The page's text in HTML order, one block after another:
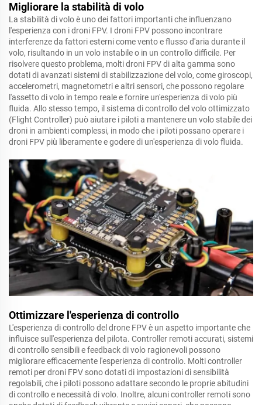
Migliorare la stabilità di volo
La stabilità di volo è uno dei fattori importanti che influenzano
l'esperienza con i droni FPV. I droni FPV possono incontrare
interferenze da fattori esterni come vento e flusso d'aria durante il
volo, risultando in un volo instabile o in un controllo difficile. Per
risolvere questo problema, molti droni FPV di alta gamma sono
dotati di avanzati sistemi di stabilizzazione del volo, come giroscopi,
accelerometri, magnetometri e altri sensori, che possono regolare
l'assetto di volo in tempo reale e fornire un'esperienza di volo più
fluida. Allo stesso tempo, il sistema di controllo del volo ottimizzato
(Flight Controller) può aiutare i piloti a mantenere un volo stabile dei
droni in ambienti complessi, in modo che i piloti possano operare i
droni FPV più liberamente e godere di un'esperienza di volo fluida.
Ottimizzare l'esperienza di controllo
L'esperienza di controllo del drone FPV è un aspetto importante che
influisce sull'esperienza del pilota. Controller remoti accurati, sistemi
di controllo sensibili e feedback di volo ragionevoli possono
migliorare efficacemente l'esperienza di controllo. Molti controller
remoti per droni FPV sono dotati di impostazioni di sensibilità
regolabili, che i piloti possono adattare secondo le proprie abitudini
di controllo e necessità di volo. Inoltre, alcuni controller remoti sono